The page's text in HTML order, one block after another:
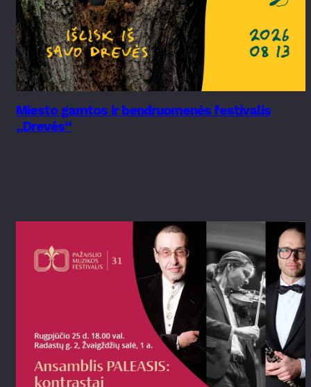
Miesto gamtos ir bendruomenės festivalis
„Drevės“